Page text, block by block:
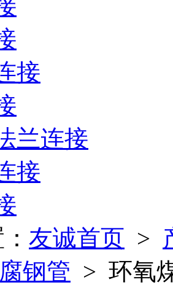
接
兰连接
接
友诚首页 >
钢管 > 环氧